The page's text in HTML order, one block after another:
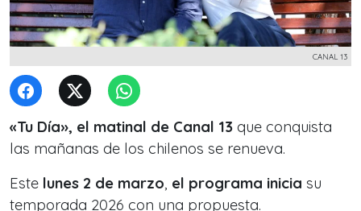
CANAL 13
«Tu Día», el matinal de Canal 13 que conquista
las mañanas de los chilenos se renueva.
Este lunes 2 de marzo, el programa inicia su
temporada 2026 con una propuesta.